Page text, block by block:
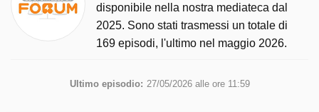
disponibile nella nostra mediateca dal
2025. Sono stati trasmessi un totale di
169 episodi, l'ultimo nel maggio 2026.
Ultimo episodio: 27/05/2026 alle ore 11:59